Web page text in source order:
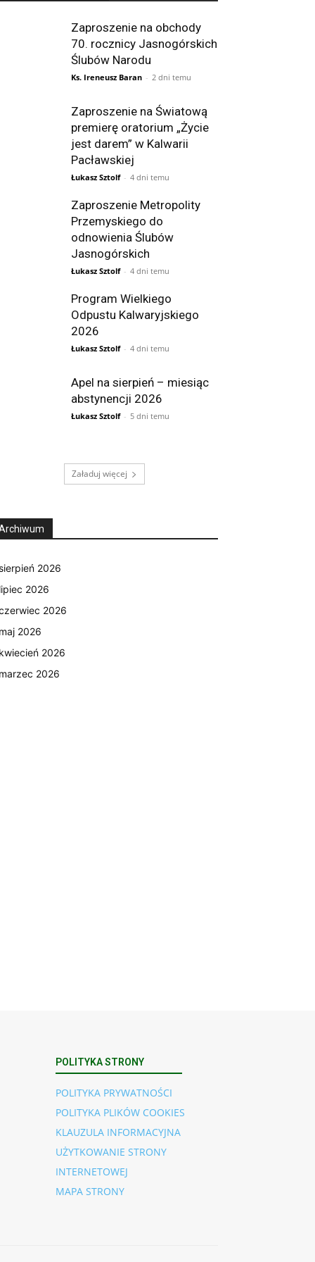
Zaproszenie na obchody
70. rocznicy Jasnogórskich
Ślubów Narodu
Ks. Ireneusz Baran - 2 dni temu
Zaproszenie na Światową
premierę oratorium „Życie
jest darem” w Kalwarii
Pacławskiej
Łukasz Sztolf - 4 dni temu
Zaproszenie Metropolity
Przemyskiego do
odnowienia Ślubów
Jasnogórskich
Łukasz Sztolf - 4 dni temu
Program Wielkiego
Odpustu Kalwaryjskiego
2026
Łukasz Sztolf - 4 dni temu
Apel na sierpień – miesiąc
abstynencji 2026
Łukasz Sztolf - 5 dni temu
Załaduj więcej
sierpień 2026
lipiec 2026
2026
maj 2026
kwiecień 2026
marzec 2026
POLITYKA STRONY
POLITYKA PRYWATNOŚCI
POLITYKA PLIKÓW COOKIES
KLAUZULA INFORMACYJNA
UŻYTKOWANIE STRONY
INTERNETOWEJ
MAPA STRONY